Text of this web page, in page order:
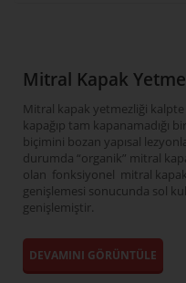
Mitral Kapak
Mitral kapak yetmezliği kalpte
kapağıp tam kapanamadığı
biçimini bozan yapısal
durumda “organik” mitral
olan fonksiyonel mitral kapak
genişlemesi sonucunda sol
genişlemiştir.
DEVAMINI GÖRÜNTÜLE